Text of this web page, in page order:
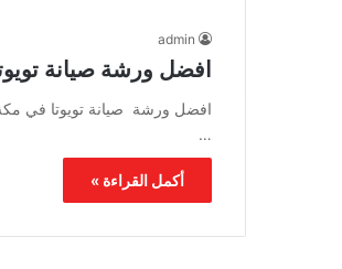
admin
افضل ورشة صيانة
افضل ورشة صيانة تويوتا في
…
أكمل القراءة »